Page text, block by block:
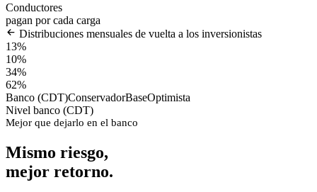
Conductores
pagan por cada carga
Distribuciones mensuales de vuelta a los inversionistas
13%
10%
34%
62%
Banco (CDT)ConservadorBaseOptimista
Nivel banco (CDT)
Mejor que dejarlo en el banco
Mismo riesgo,
mejor retorno.